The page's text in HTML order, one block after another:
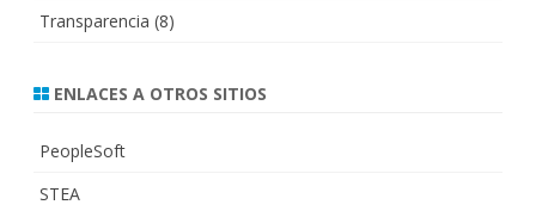
Transparencia (8)
ENLACES A OTROS SITIOS
PeopleSoft
STEA